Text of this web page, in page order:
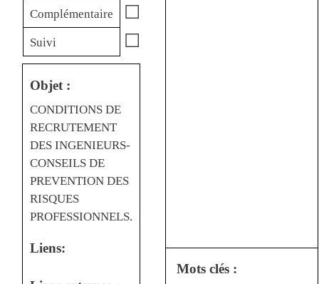
Complémentaire ☐
Suivi ☐
Objet :
CONDITIONS DE
RECRUTEMENT
DES INGENIEURS-
CONSEILS DE
PREVENTION DES
RISQUES
PROFESSIONNELS.
Liens:
Mots clés :